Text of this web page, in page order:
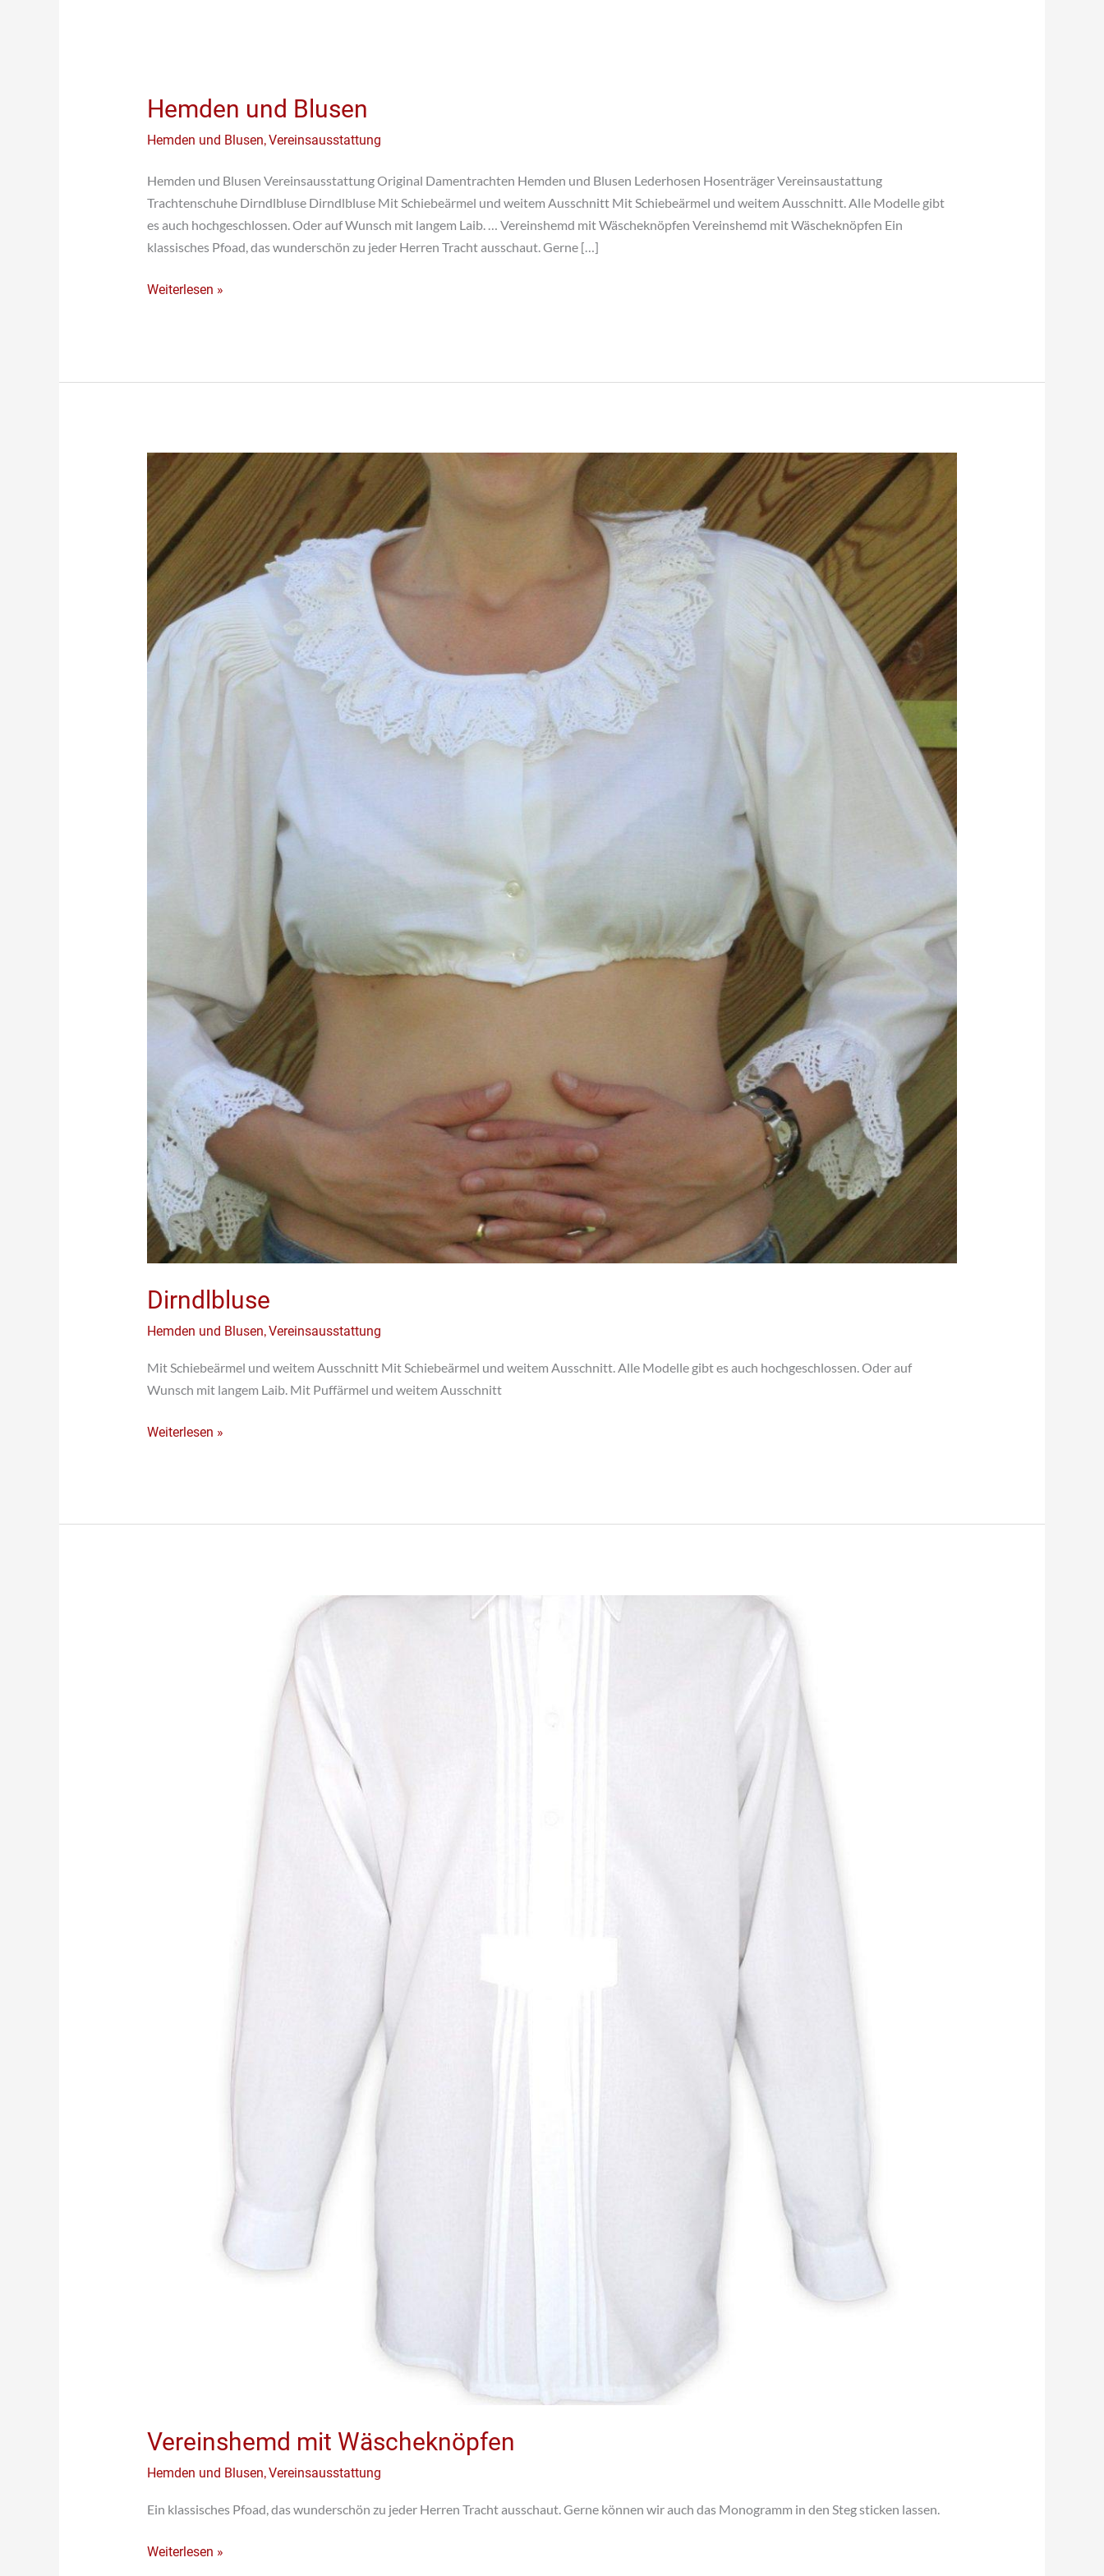
Hemden und Blusen
Hemden und Blusen,Vereinsausstattung
Hemden und Blusen Vereinsausstattung Original Damentrachten Hemden und Blusen Lederhosen Hosenträger Vereinsaustattung
Trachtenschuhe Dirndlbluse Dirndlbluse Mit Schiebeärmel und weitem Ausschnitt Mit Schiebeärmel und weitem Ausschnitt. Alle Modelle gibt
es auch hochgeschlossen. Oder auf Wunsch mit langem Laib. … Vereinshemd mit Wäscheknöpfen Vereinshemd mit Wäscheknöpfen Ein
klassisches Pfoad, das wunderschön zu jeder Herren Tracht ausschaut. Gerne […]
Hemden
Blusen
Weiterlesen »
Dirndlbluse
Hemden und Blusen Vereinsausstattung
Mit Schiebeärmel und weitem Ausschnitt Mit Schiebeärmel und weitem Ausschnitt. Alle Modelle gibt es auch hochgeschlossen. Oder auf
Wunsch mit langem Laib. Mit Puffärmel und weitem Ausschnitt
Dirndlbluse
Weiterlesen »
Vereinshemd mit Wäscheknöpfen
Hemden und Blusen,Vereinsausstattung
Ein klassisches Pfoad, das wunderschön zu jeder Herren Tracht ausschaut. Gerne können wir auch das Monogramm in den Steg sticken lassen.
Weiterlesen »